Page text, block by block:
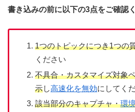
書き込みの前に以下の3点をご確認
1つのトピックにつき1つの
ください
不具合・カスタマイズ対象
示し高速化を無効にしてく
該当部分のキャプチャ・環